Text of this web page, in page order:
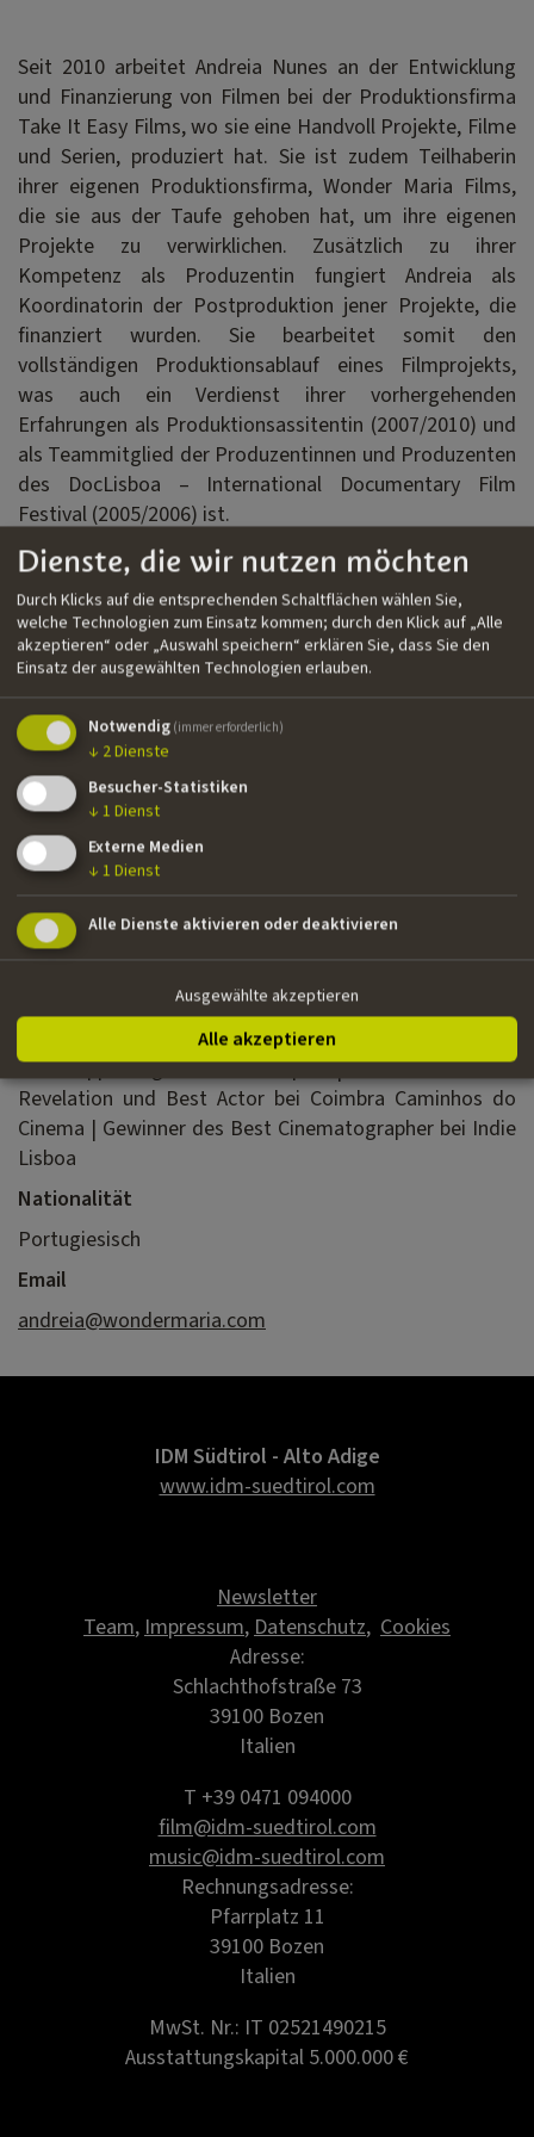
Seit 2010 arbeitet Andreia Nunes an der Entwicklung
und Finanzierung von Filmen bei der Produktionsfirma
Take It Easy Films, wo sie eine Handvoll Projekte, Filme
und Serien, produziert hat. Sie ist zudem Teilhaberin
ihrer eigenen Produktionsfirma, Wonder Maria Films,
die sie aus der Taufe gehoben hat, um ihre eigenen
Projekte zu verwirklichen. Zusätzlich zu ihrer
Kompetenz als Produzentin fungiert Andreia als
Koordinatorin der Postproduktion jener Projekte, die
finanziert wurden. Sie bearbeitet somit den
vollständigen Produktionsablauf eines Filmprojekts,
was auch ein Verdienst ihrer vorhergehenden
Erfahrungen als Produktionsassitentin (2007/2010) und
als Teammitglied der Produzentinnen und Produzenten
des DocLisboa – International Documentary Film
Festival (2005/2006) ist.
Filmografie
››LUSITANIA| Fernsehserie
››AN AVOCADO PIT| Kurzfilm | Gewinner des New Talent
Award bei Indie Lisboa 2022
››CASSANDRA
››BLUE LISBON| Fernsehserie
››SADNESS AND JOY IN THE LIFE OF GIRAFFES
Gewinner des Best Adapted Screenplay bei Portuguese
Film Academy
››TRUTH OR CONSEQUENCE
›› THE BOYS | Fernsehserie
››ODISSEIA
| Spielfilm | Gewinner des Best Director und
Best Supporting Actor bei Cineport | Gewinner des Best
Revelation und Best Actor bei Coimbra Caminhos do
Cinema | Gewinner des Best Cinematographer bei Indie
Lisboa
Nationalität
Portugiesisch
Email
andreia@wondermaria.com
IDM Südtirol - Alto Adige
www.idm-suedtirol.com
Newsletter
Team,Impressum,Datenschutz, Cookies
Adresse:
Schlachthofstraße 73
39100 Bozen
Italien
T +39 0471 094000
film@idm-suedtirol.com
music@idm-suedtirol.com
Rechnungsadresse:
Pfarrplatz 11
39100 Bozen
Italien
MwSt. Nr.: IT 02521490215
Ausstattungskapital 5.000.000 €
Dienste, die wir nutzen möchten
Durch Klicks auf die entsprechenden Schaltflächen wählen Sie,
welche Technologien zum Einsatz kommen; durch den Klick auf „Alle
akzeptieren“ oder „Auswahl speichern“ erklären Sie, dass Sie den
Einsatz der ausgewählten Technologien erlauben.
Notwendig (immer erforderlich)
↓ 2Dienste
Besucher-Statistiken
↓ 1 Dienst
Externe Medien
↓ 1 Dienst
Alle Dienste aktivieren oder deaktivieren
Ausgewählte akzeptieren
Alle akzeptieren